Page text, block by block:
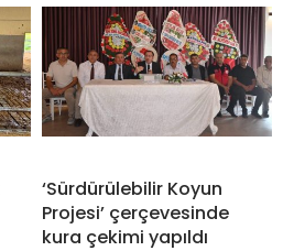
‘Sürdürülebilir Koyun
Projesi’ çerçevesinde
kura çekimi yapıldı